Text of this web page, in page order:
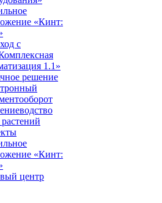
«Кинт:
с
1.1»
решение
«Кинт:
центр